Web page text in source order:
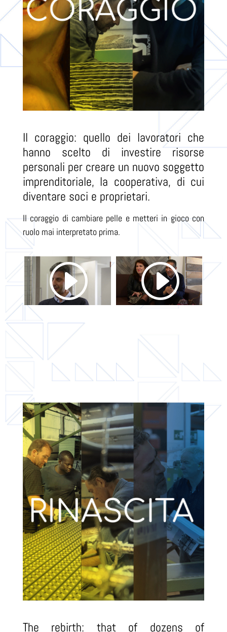
Il coraggio: quello dei lavoratori che
hanno scelto di investire risorse
personali per creare un nuovo soggetto
imprenditoriale, la cooperativa, di cui
diventare soci e proprietari.
Il coraggio di cambiare pelle e metteri in gioco con
ruolo mai interpretato prima.
The rebirth: that of dozens of